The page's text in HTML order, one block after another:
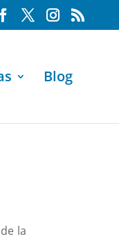
Blog
la